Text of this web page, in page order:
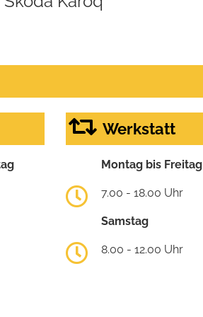
Werkstatt
Montag bis Freitag
7.00 - 18.00 Uhr
Samstag
8.00 - 12.00 Uhr